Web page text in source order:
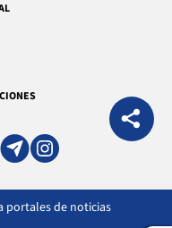
portales de noticias